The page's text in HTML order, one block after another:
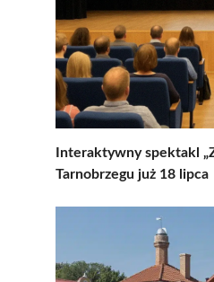
Interaktywny spektakl
Tarnobrzegu już 18 lipca